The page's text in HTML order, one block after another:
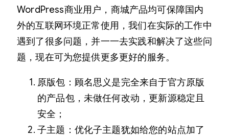
WordPress商业用户，商城产品均可保障国内
外的互联网环境正常使用，我们在实际的工作中
遇到了很多问题，并一一去实践和解决了这些问
题，现在可为您提供更多更好的服务。
原版包：顾名思义是完全来自于官方原版
的产品包，未做任何改动，更新源稳定且
安全；
子主题：优化子主题犹如给您的站点加了